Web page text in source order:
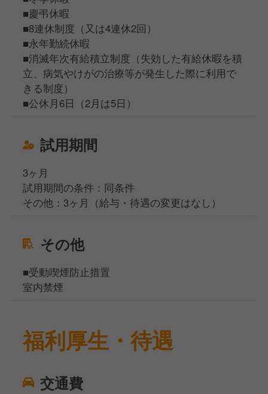
■慶弔休暇
■8連休制度（又は4連休2回）
■永年勤続休暇
■消滅年次有給積立制度（失効した有給休暇を積
立、病気やけがの治療等が発生した際に利用で
きる制度）
■公休月6日（2月は5日）
試用期間
3ヶ月
試用期間の条件：同条件
その他：3ヶ月（給与・待遇の変更はなし）
その他
■受動喫煙防止措置
室内禁煙
福利厚生・待遇
交通費